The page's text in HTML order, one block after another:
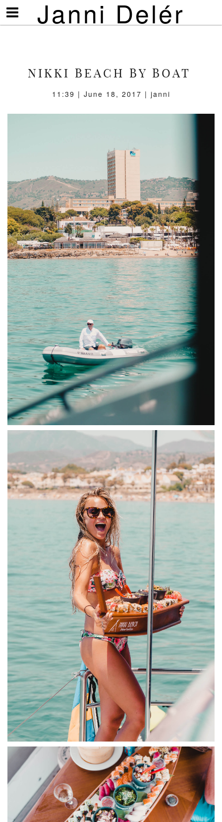
Janni Delér
Visa/göm
meny
NIKKI BEACH BY BOAT
11:39 | June 18, 2017 | janni